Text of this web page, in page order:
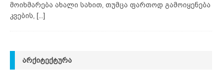
მოიხმარება ახალი სახით, თუმცა ფართოდ გამოიყენება
კვების,
[...]
ᲐᲠᲥᲘᲢᲔᲥᲢᲣᲠᲐ